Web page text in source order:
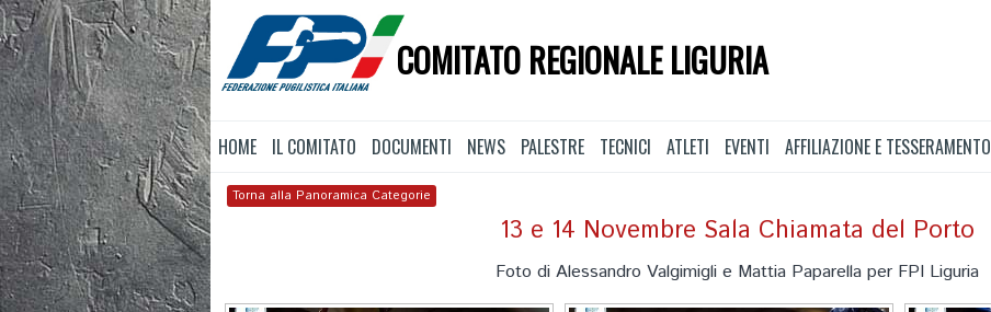
COMITATO REGIONALE LIGURIA
HOME IL COMITATO DOCUMENTI NEWS PALESTRE TECNICI ATLETI EVENTI AFFILIAZIONE E TESSERAMENTO
Torna alla Panoramica Categorie
13 e 14 Novembre Sala Chiamata del Porto
Foto di Alessandro Valgimigli e Mattia Paparella per FPI Liguria